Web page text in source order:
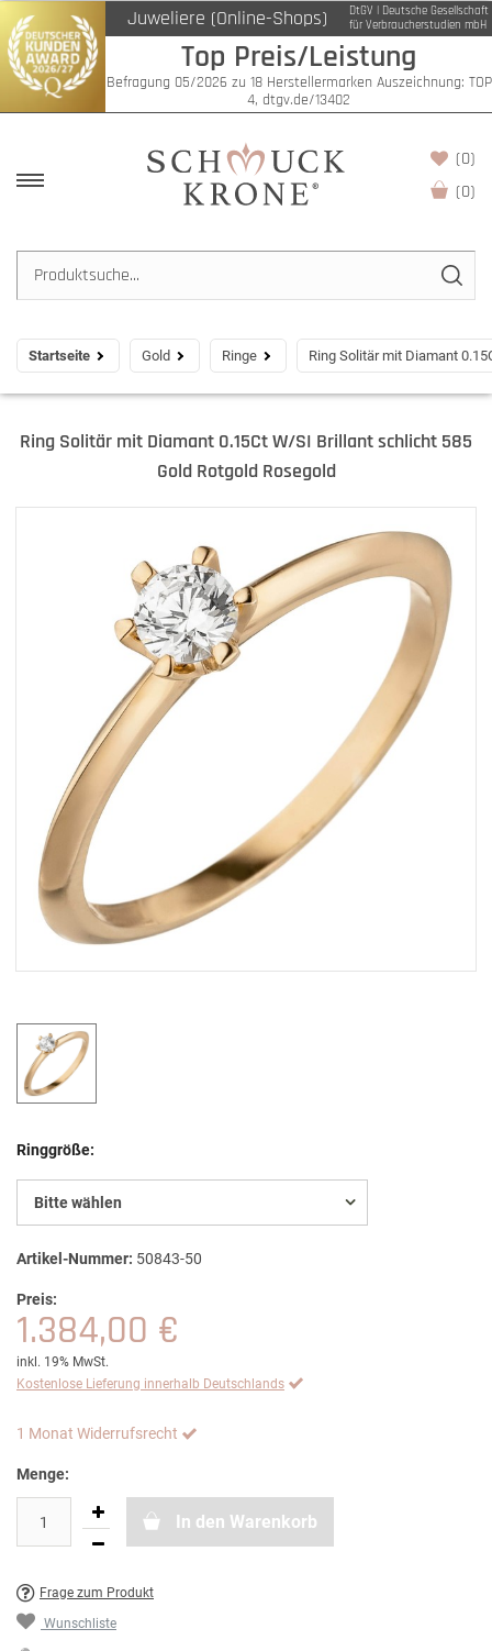
Juweliere (Online-Shops)
DtGV | Deutsche Gesellschaft
für Verbraucherstudien mbH
Top Preis/Leistung
Befragung 05/2026 zu 18 Herstellermarken Auszeichnung: TOP
4, dtgv.de/13402
(0)
(0)
Startseite Gold Ringe Ring Solitär mit Diamant
Ring Solitär mit Diamant 0.15Ct W/SI Brillant schlicht 585
Gold Rotgold Rosegold
Ringgröße:
Bitte wählen
Artikel-Nummer: 50843-50
Preis:
1.384,00 €
inkl. 19% MwSt.
Kostenlose Lieferung innerhalb Deutschlands
1 Monat Widerrufsrecht
Menge:
In den Warenkorb
Frage zum Produkt
Wunschliste